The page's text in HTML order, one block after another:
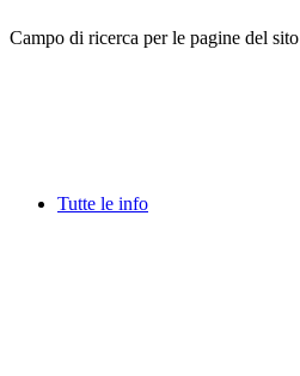
Campo di ricerca per le pagine del sito
Tutte le info